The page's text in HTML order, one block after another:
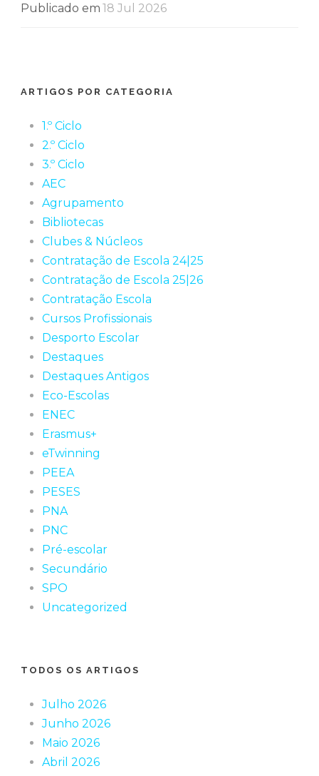
Publicado em 18 Jul 2026
ARTIGOS POR CATEGORIA
1.º Ciclo
2.º Ciclo
3.º Ciclo
AEC
Agrupamento
Bibliotecas
Clubes & Núcleos
Contratação de Escola 24|25
Contratação de Escola 25|26
Contratação Escola
Cursos Profissionais
Desporto Escolar
Destaques
Destaques Antigos
Eco-Escolas
ENEC
Erasmus+
eTwinning
PEEA
PESES
PNA
PNC
Pré-escolar
Secundário
SPO
Uncategorized
TODOS OS ARTIGOS
Julho 2026
Junho 2026
Maio 2026
Abril 2026